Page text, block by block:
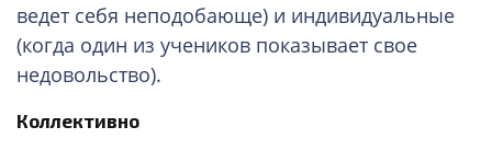
ведет себя неподобающе) и индивидуальные
(когда один из учеников показывает свое
недовольство).
Коллективно